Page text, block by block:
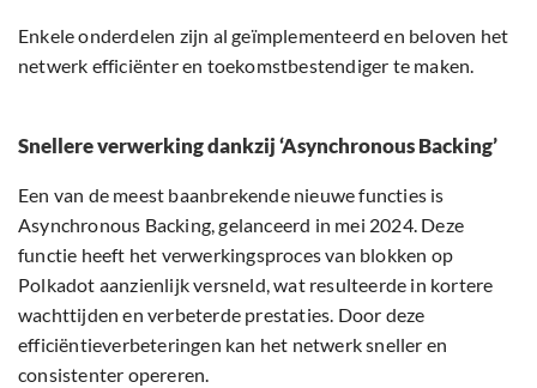
Enkele onderdelen zijn al geïmplementeerd en beloven het
netwerk efficiënter en toekomstbestendiger te maken.
Snellere verwerking dankzij ‘Asynchronous Backing’
Een van de meest baanbrekende nieuwe functies is
Asynchronous Backing, gelanceerd in mei 2024. Deze
functie heeft het verwerkingsproces van blokken op
Polkadot aanzienlijk versneld, wat resulteerde in kortere
wachttijden en verbeterde prestaties. Door deze
efficiëntieverbeteringen kan het netwerk sneller en
consistenter opereren.